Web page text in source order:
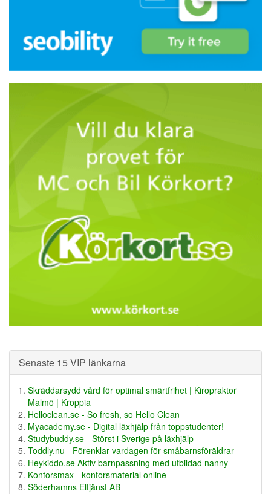
Senaste 15 VIP länkarna
Skräddarsydd vård för optimal smärtfrihet | Kiropraktor
Malmö | Kroppia
Helloclean.se - So fresh, so Hello Clean
Myacademy.se - Digital läxhjälp från toppstudenter!
Studybuddy.se - Störst i Sverige på läxhjälp
Toddly.nu - Förenklar vardagen för småbarnsföräldrar
Heykiddo.se Aktiv barnpassning med utbildad nanny
Kontorsmax - kontorsmaterial online
Söderhamns Eltjänst AB